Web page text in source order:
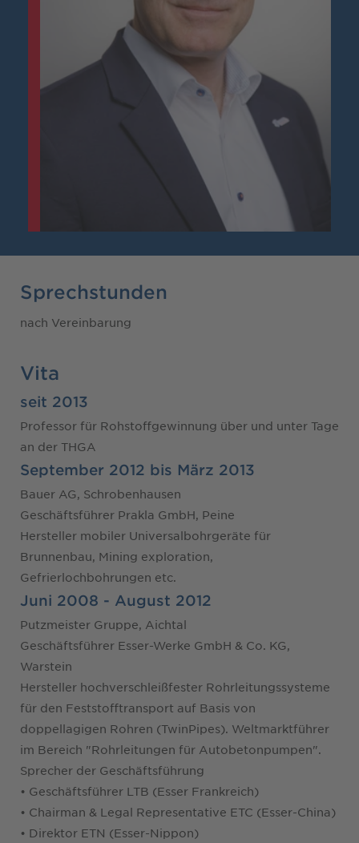
Sprechstunden
nach Vereinbarung
Vita
seit 2013
Professor für Rohstoffgewinnung über und unter Tage
an der THGA
September 2012 bis März 2013
Bauer AG, Schrobenhausen
Geschäftsführer Prakla GmbH, Peine
Hersteller mobiler Universalbohrgeräte für
Brunnenbau, Mining exploration,
Gefrierlochbohrungen etc.
Juni 2008 - August 2012
Putzmeister Gruppe, Aichtal
Geschäftsführer Esser-Werke GmbH & Co. KG,
Warstein
Hersteller hochverschleißfester Rohrleitungssysteme
für den Feststofftransport auf Basis von
doppellagigen Rohren (TwinPipes). Weltmarktführer
im Bereich "Rohrleitungen für Autobetonpumpen".
Sprecher der Geschäftsführung
• Geschäftsführer LTB (Esser Frankreich)
• Chairman & Legal Representative ETC (Esser-China)
• Direktor ETN (Esser-Nippon)